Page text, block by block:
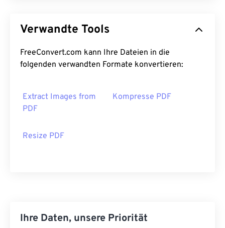
Verwandte Tools
FreeConvert.com kann Ihre Dateien in die
folgenden verwandten Formate konvertieren:
Extract Images from
PDF
Kompresse PDF
Resize PDF
Ihre Daten, unsere Priorität